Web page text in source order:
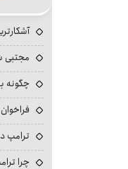
مجتبی
چگونه
ترامپ
چرا